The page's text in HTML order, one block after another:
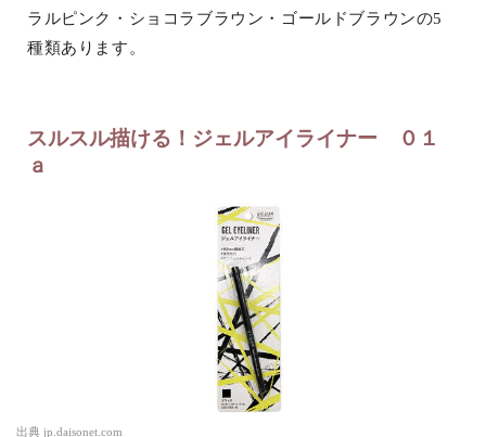
ラルピンク・ショコラブラウン・ゴールドブラウンの5
種類あります。
スルスル描ける！ジェルアイライナー ０１
ａ
出典 jp.daisonet.com